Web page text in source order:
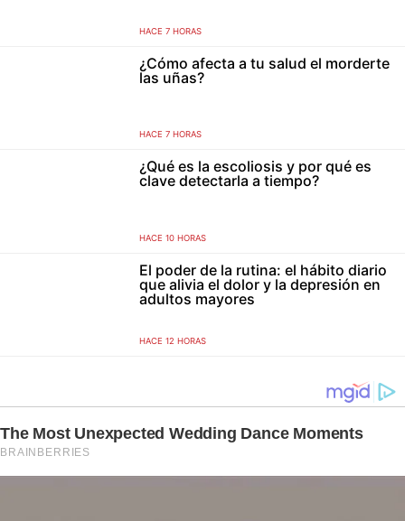
HACE 7 HORAS
¿Cómo afecta a tu salud el morderte
las uñas?
HACE 7 HORAS
¿Qué es la escoliosis y por qué es
clave detectarla a tiempo?
HACE 10 HORAS
El poder de la rutina: el hábito diario
que alivia el dolor y la depresión en
adultos mayores
HACE 12 HORAS